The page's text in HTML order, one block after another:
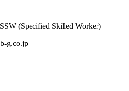
(Specified Skilled Worker)
g.co.jp